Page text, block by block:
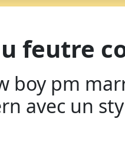
feutre
boy pm
avec un